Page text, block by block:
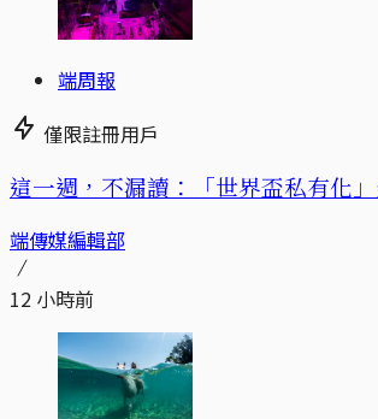
端周報
僅限註冊用戶
這一週，不漏讀：「世界盃私有化
端傳媒編輯部
12 小時前